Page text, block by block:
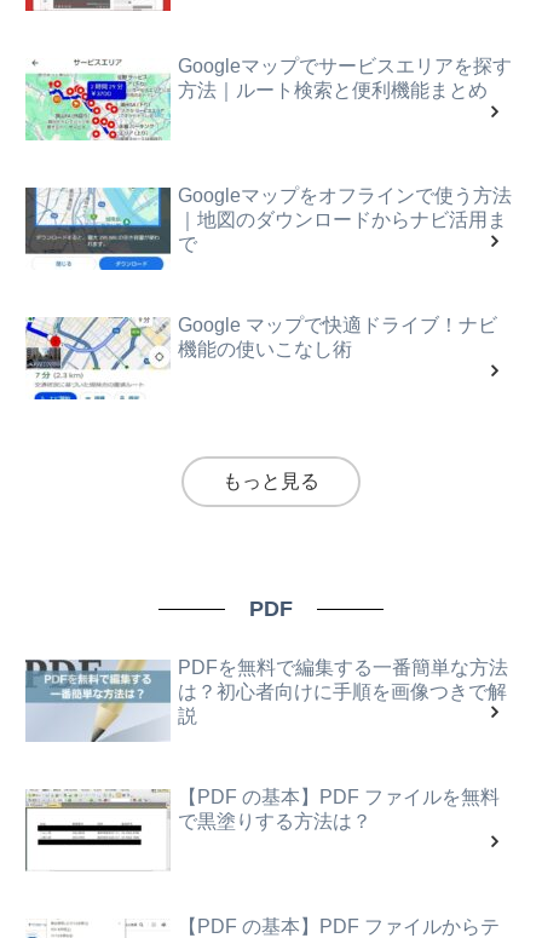
Googleマップでサービスエリアを探す
方法｜ルート検索と便利機能まとめ
Googleマップをオフラインで使う方法
｜地図のダウンロードからナビ活用ま
で
Google マップで快適ドライブ！ナビ
機能の使いこなし術
もっと見る
PDF
PDFを無料で編集する一番簡単な方法
は？初心者向けに手順を画像つきで解
説
【PDF の基本】PDF ファイルを無料
で黒塗りする方法は？
【PDF の基本】PDF ファイルからテ